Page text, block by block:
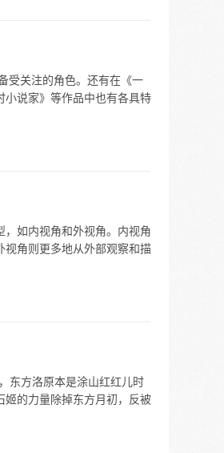
受关注的角色。还有在《一
小说家》等作品中也有各具特
如内视角和外视角。内视角
视角则更多地从外部观察和描
东方洛原本是涂山红红儿时
姬的力量除掉东方月初，反被